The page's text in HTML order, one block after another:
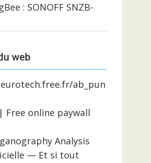
: SONOFF SNZB-
web
ab_pun
Free online paywall
Analysis
— Et si tout